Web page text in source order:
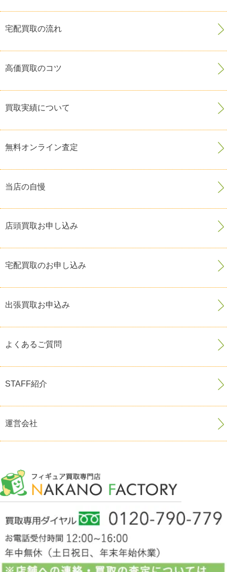
宅配買取の流れ
高価買取のコツ
買取実績について
無料オンライン査定
当店の自慢
店頭買取お申し込み
宅配買取のお申し込み
出張買取お申込み
よくあるご質問
STAFF紹介
運営会社